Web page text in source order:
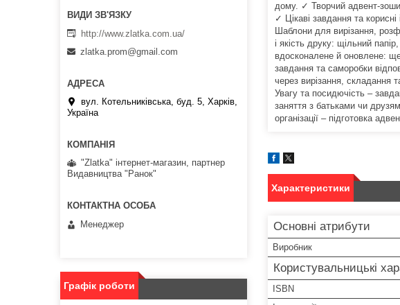
дому. ✓ Творчий адвент-
✓ Цікаві завдання та
Шаблони для вирізання,
і якість друку: щільний
вдосконалене й оновлене:
завдання та саморобки
через вирізання, складання
Увагу та посидючість –
заняття з батьками чи
організації – підготовка
Характеристики
Основні атрибути
Виробник
Користувальницькі
ISBN
http://www.zlatka.com.ua/
zlatka.prom@gmail.com
вул. Котельниківська, буд. 5, Харків,
Україна
"Zlatka" інтернет-магазин, партнер
Видавництва "Ранок"
Менеджер
Графік роботи